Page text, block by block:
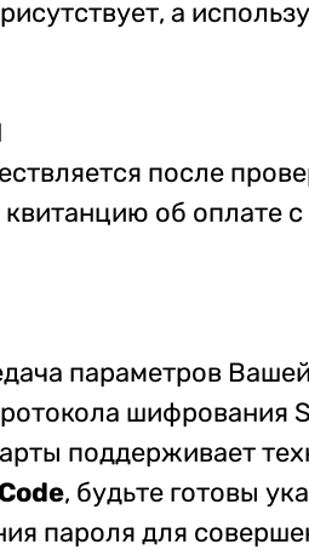
а
после
об оплате
параметров
шифрования
поддерживает
, будьте готовы
пароля для